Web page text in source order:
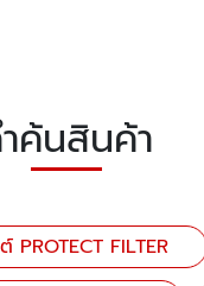
ค้นสินค้า
PROTECT FILTER